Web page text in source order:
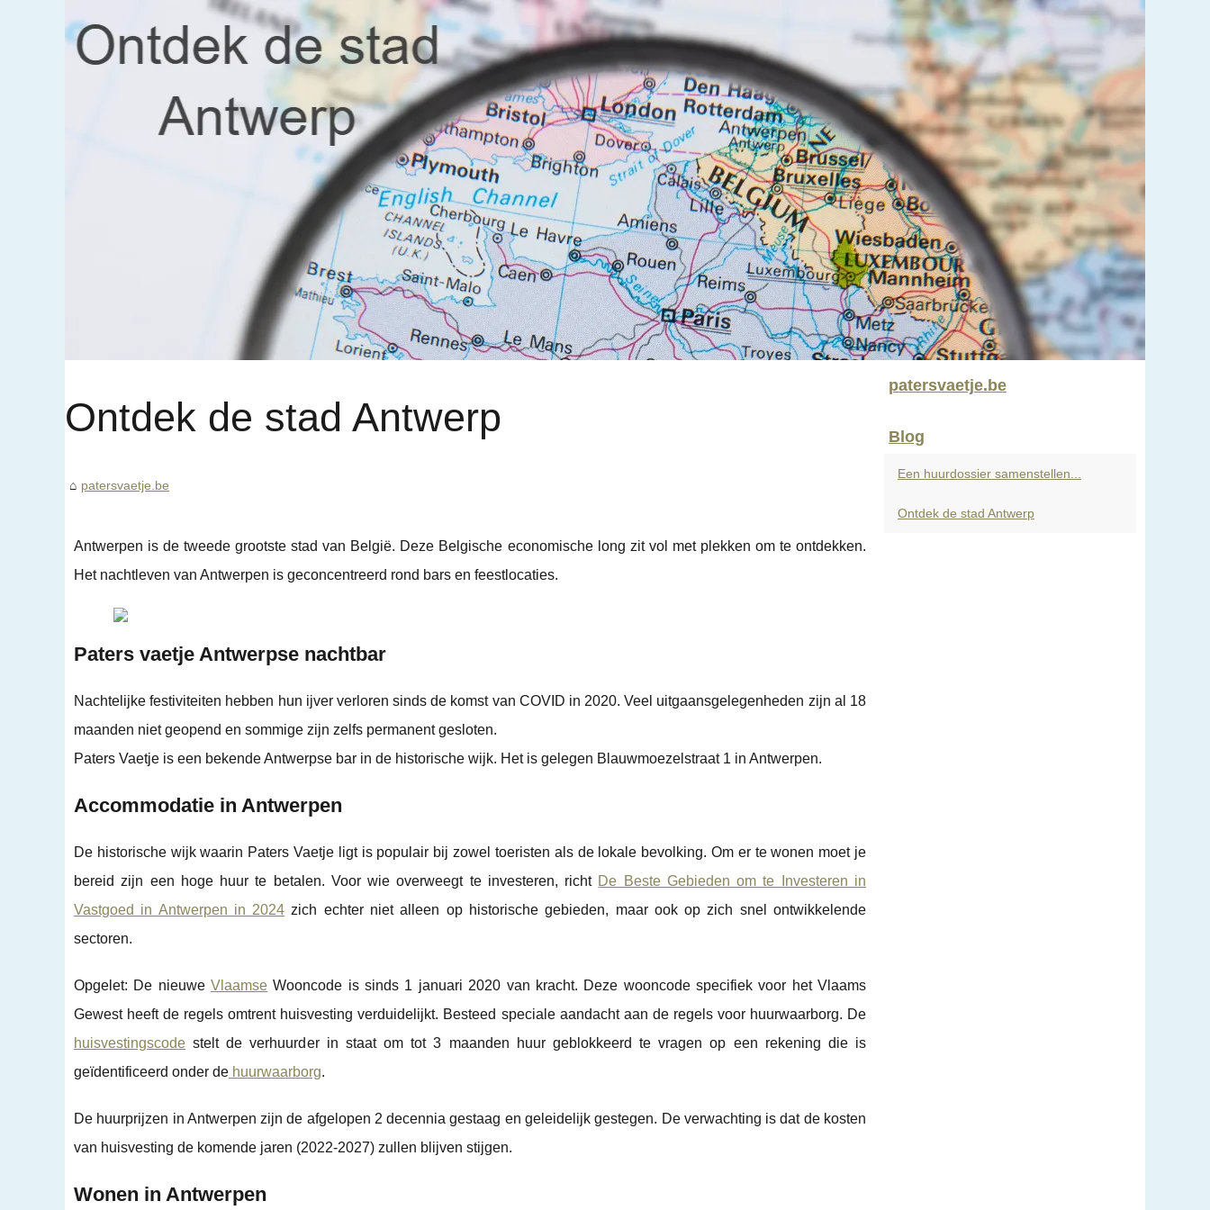
Ontdek de stad Antwerp
patersvaetje.be
Antwerpen is de tweede grootste stad van België. Deze Belgische economische long zit vol met plekken om te ontdekken.
Het nachtleven van Antwerpen is geconcentreerd rond bars en feestlocaties.
Paters vaetje Antwerpse nachtbar
Nachtelijke festiviteiten hebben hun ijver verloren sinds de komst van COVID in 2020. Veel uitgaansgelegenheden zijn al 18
maanden niet geopend en sommige zijn zelfs permanent gesloten.
Paters Vaetje is een bekende Antwerpse bar in de historische wijk. Het is gelegen Blauwmoezelstraat 1 in Antwerpen.
Accommodatie in Antwerpen
De historische wijk waarin Paters Vaetje ligt is populair bij zowel toeristen als de lokale bevolking. Om er te wonen moet je
bereid zijn een hoge huur te betalen. Voor wie overweegt te investeren, richt De Beste Gebieden om te Investeren in
Vastgoed in Antwerpen in 2024 zich echter niet alleen op historische gebieden, maar ook op zich snel ontwikkelende
sectoren.
Opgelet: De nieuweVlaamse Wooncode is sinds 1 januari 2020 van kracht. Deze wooncode specifiek voor het Vlaams
Gewest heeft de regels omtrent huisvesting verduidelijkt. Besteed speciale aandacht aan de regels voor huurwaarborg. De
huisvestingscode stelt de verhuurder in staat om tot 3 maanden huur geblokkeerd te vragen op een rekening die is
geïdentificeerd onder de huurwaarborg.
De huurprijzen in Antwerpen zijn de afgelopen 2 decennia gestaag en geleidelijk gestegen. De verwachting is dat de kosten
van huisvesting de komende jaren (2022-2027) zullen blijven stijgen.
Wonen in Antwerpen
patersvaetje.be
Blog
Een huurdossier samenstellen...
Ontdek de stad Antwerp